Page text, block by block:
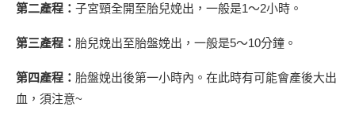
第二產程： 子宮頸全開至胎兒娩出，一般是1〜2小時。
第三產程： 胎兒娩出至胎盤娩出，一般是5〜10分鐘。
第四產程： 胎盤娩出後第一小時內。在此時有可能會產後大出
血，須注意~